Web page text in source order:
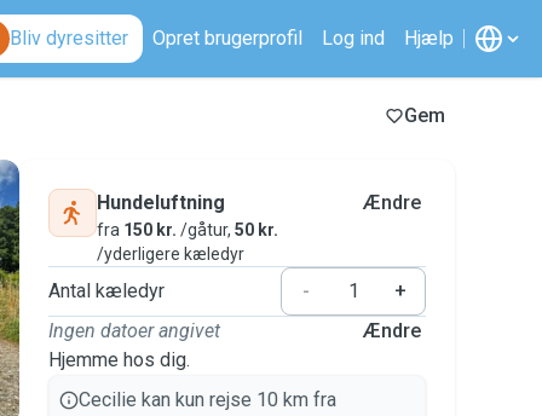
Bliv dyresitter Opret brugerprofil Log ind Hjælp
Gem
Hundeluftning
fra 150 kr. /gåtur, 50 kr.
/yderligere kæledyr
Ændre
Antal kæledyr -
+
Ingen datoer angivet
Hjemme hos dig.
Ændre
Cecilie kan kun rejse 10 km fra